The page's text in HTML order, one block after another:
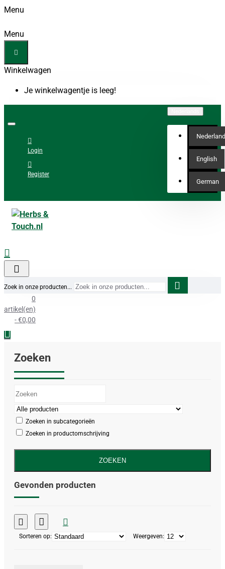
Menu
Menu
Winkelwagen
Je winkelwagentje is leeg!
Login
Register
English
German
Zoek in onze producten...
0
artikel(en)
- €0,00
Zoeken
Zoeken in subcategorieën
Zoeken in productomschrijving
ZOEKEN
Gevonden producten
Sorteren op: Weergeven: